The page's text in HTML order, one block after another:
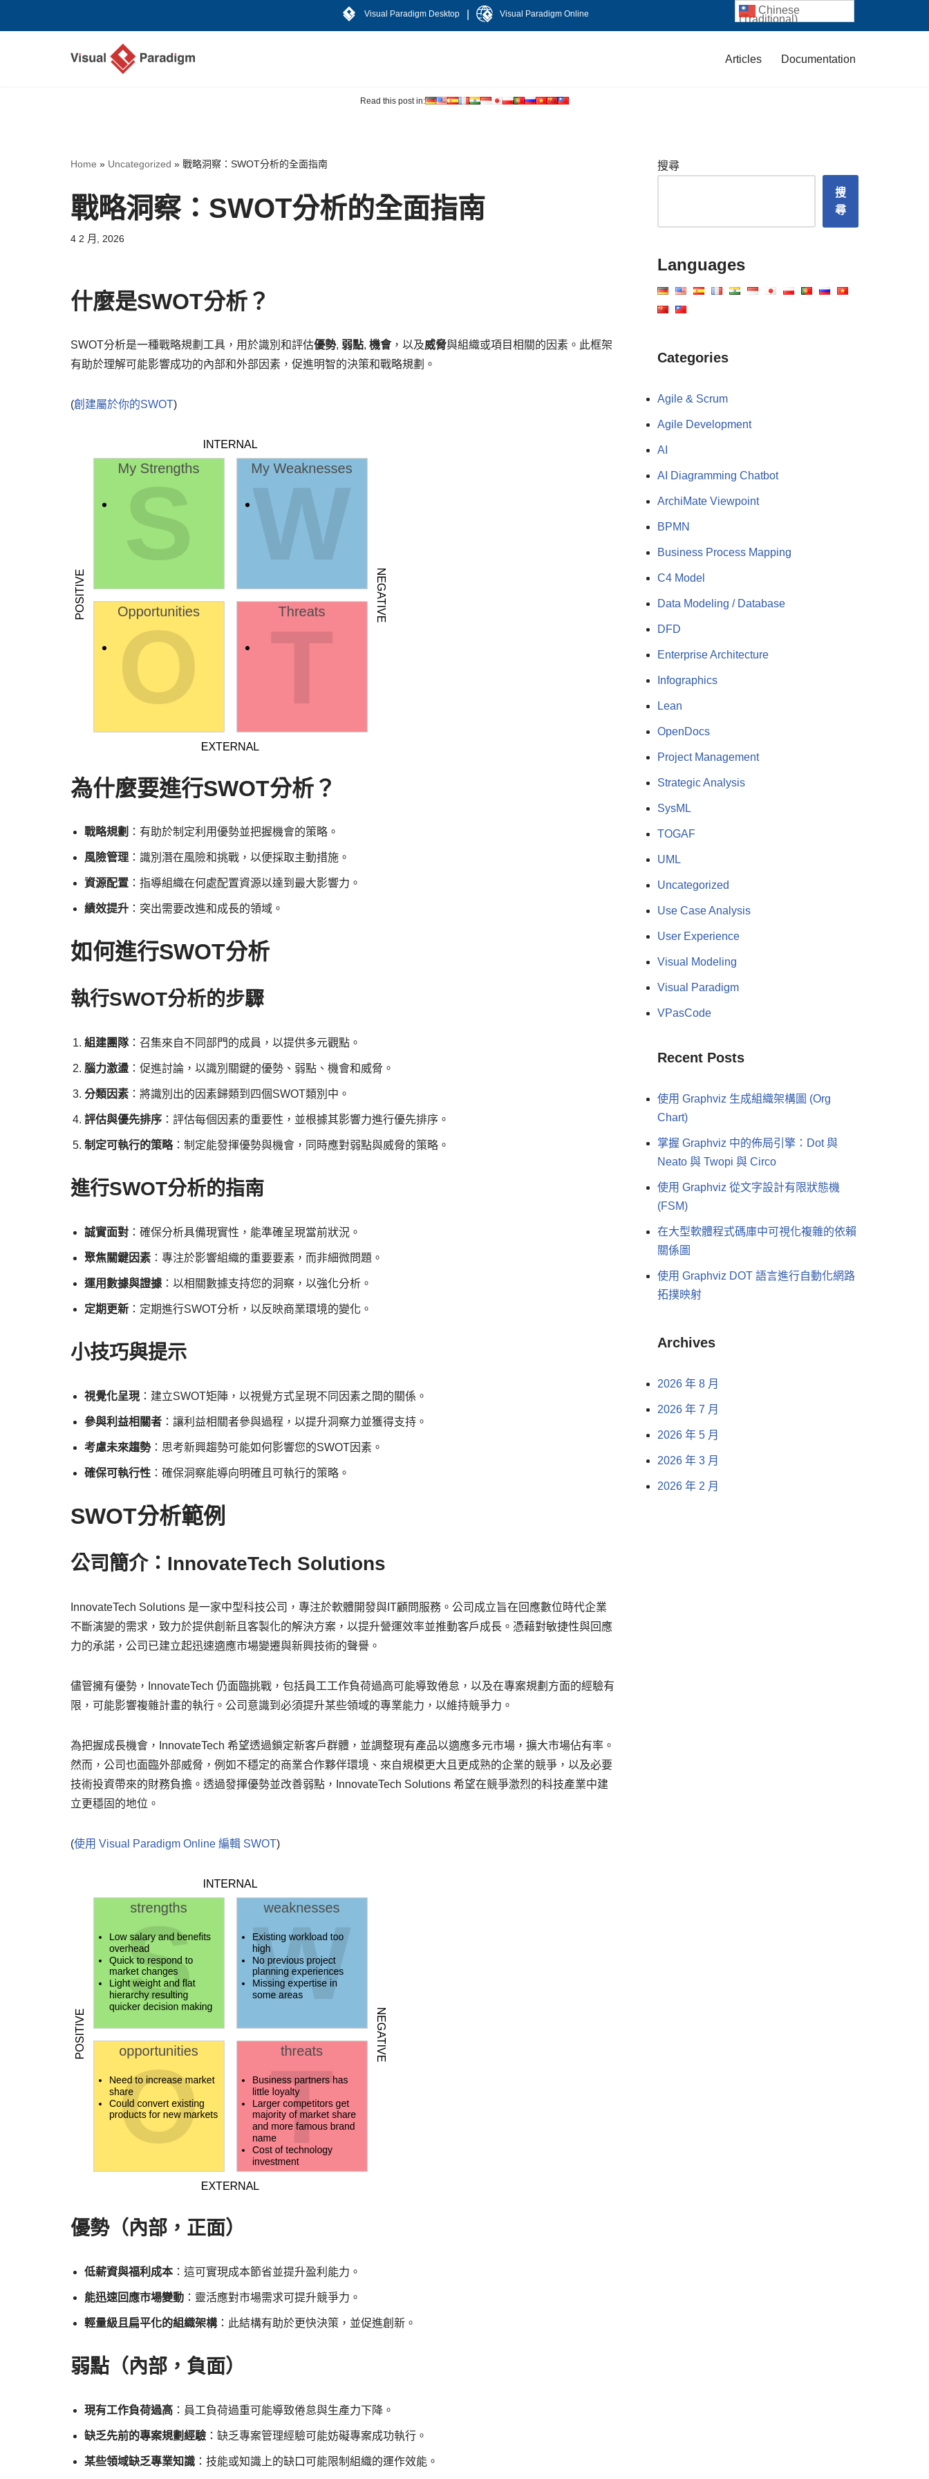
Visual Paradigm Desktop Visual Paradigm Online
Articles Documentation
Read this post in:
Home » Uncategorized » 戰略洞察：SWOT分析的全面指南
戰略洞察：SWOT分析的全面指南
4 2 月, 2026
什麼是SWOT分析？
SWOT分析是一種戰略規劃工具，用於識別和評估優勢, 弱點, 機會，以及威脅與組織或項目相關的因素。此框架
有助於理解可能影響成功的內部和外部因素，促進明智的決策和戰略規劃。
(創建屬於你的SWOT)
為什麼要進行SWOT分析？
戰略規劃 ：有助於制定利用優勢並把握機會的策略。
風險管理 ：識別潛在風險和挑戰，以便採取主動措施。
資源配置 ：指導組織在何處配置資源以達到最大影響力。
績效提升 ：突出需要改進和成長的領域。
如何進行SWOT分析
執行SWOT分析的步驟
組建團隊：召集來自不同部門的成員，以提供多元觀點。
腦力激盪 ：促進討論，以識別關鍵的優勢、弱點、機會和威脅。
分類因素 ：將識別出的因素歸類到四個SWOT類別中。
評估與優先排序 ：評估每個因素的重要性，並根據其影響力進行優先排序。
制定可執行的策略：制定能發揮優勢與機會，同時應對弱點與威脅的策略。
進行SWOT分析的指南
誠實面對 ：確保分析具備現實性，能準確呈現當前狀況。
聚焦關鍵因素 ：專注於影響組織的重要要素，而非細微問題。
運用數據與證據 ：以相關數據支持您的洞察，以強化分析。
定期更新 ：定期進行SWOT分析，以反映商業環境的變化。
小技巧與提示
視覺化呈現 ：建立SWOT矩陣，以視覺方式呈現不同因素之間的關係。
參與利益相關者 ：讓利益相關者參與過程，以提升洞察力並獲得支持。
考慮未來趨勢：思考新興趨勢可能如何影響您的SWOT因素。
確保可執行性 ：確保洞察能導向明確且可執行的策略。
SWOT分析範例
公司簡介：InnovateTech Solutions
InnovateTech Solutions 是一家中型科技公司，專注於軟體開發與IT顧問服務。公司成立旨在回應數位時代企業
不斷演變的需求，致力於提供創新且客製化的解決方案，以提升營運效率並推動客戶成長。憑藉對敏捷性與回應
力的承諾，公司已建立起迅速適應市場變遷與新興技術的聲譽。
儘管擁有優勢，InnovateTech 仍面臨挑戰，包括員工工作負荷過高可能導致倦怠，以及在專案規劃方面的經驗有
限，可能影響複雜計畫的執行。公司意識到必須提升某些領域的專業能力，以維持競爭力。
為把握成長機會，InnovateTech 希望透過鎖定新客戶群體，並調整現有產品以適應多元市場，擴大市場佔有率。
然而，公司也面臨外部威脅，例如不穩定的商業合作夥伴環境、來自規模更大且更成熟的企業的競爭，以及必要
技術投資帶來的財務負擔。透過發揮優勢並改善弱點，InnovateTech Solutions 希望在競爭激烈的科技產業中建
立更穩固的地位。
(使用 Visual Paradigm Online 編輯 SWOT)
優勢（內部，正面）
低薪資與福利成本 ：這可實現成本節省並提升盈利能力。
能迅速回應市場變動 ：靈活應對市場需求可提升競爭力。
輕量級且扁平化的組織架構：此結構有助於更快決策，並促進創新。
弱點（內部，負面）
現有工作負荷過高 ：員工負荷過重可能導致倦怠與生產力下降。
缺乏先前的專案規劃經驗 ：缺乏專案管理經驗可能妨礙專案成功執行。
某些領域缺乏專業知識 ：技能或知識上的缺口可能限制組織的運作效能。
搜尋
搜
尋
Languages
Categories
Agile & Scrum
Agile Development
AI
AI Diagramming Chatbot
ArchiMate Viewpoint
BPMN
Business Process Mapping
C4 Model
Data Modeling / Database
DFD
Enterprise Architecture
Infographics
Lean
OpenDocs
Project Management
Strategic Analysis
SysML
TOGAF
UML
Uncategorized
Use Case Analysis
User Experience
Visual Modeling
Visual Paradigm
VPasCode
Recent Posts
使用 Graphviz 生成組織架構圖 (Org
Chart)
掌握 Graphviz 中的佈局引擎：Dot 與
Neato 與 Twopi 與 Circo
使用 Graphviz 從文字設計有限狀態機
(FSM)
在大型軟體程式碼庫中可視化複雜的依賴
關係圖
使用 Graphviz DOT 語言進行自動化網路
拓撲映射
Archives
2026 年 8 月
2026 年 7 月
2026 年 5 月
2026 年 3 月
2026 年 2 月
Chinese
(Traditional)